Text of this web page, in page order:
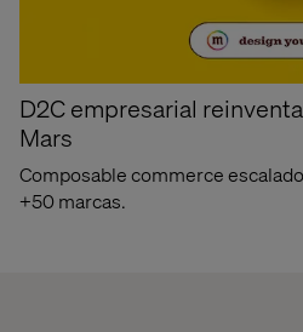
Descubre por qué
D2C empresarial
Mars
Composable commerce
+50 marcas.